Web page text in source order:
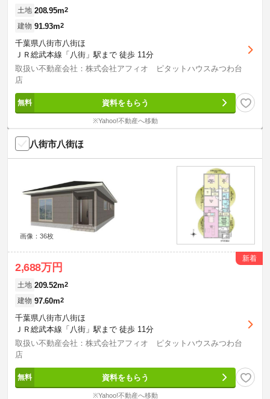
土地 208.95m2
建物 91.93m2
千葉県八街市八街ほ
ＪＲ総武本線「八街」駅まで 徒歩 11分
取扱い不動産会社：株式会社アフィオ ピタットハウスみつわ台
店
資料をもらう
※Yahoo!不動産へ移動
八街市八街ほ
画像：36枚
2,688万円
新着
土地 209.52m2
建物 97.60m2
千葉県八街市八街ほ
ＪＲ総武本線「八街」駅まで 徒歩 11分
取扱い不動産会社：株式会社アフィオ ピタットハウスみつわ台
店
資料をもらう
※Yahoo!不動産へ移動